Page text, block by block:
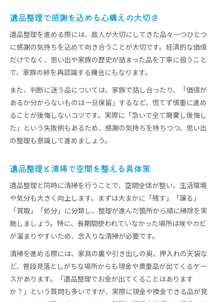
遺品整理で感謝を込める心構えの大切さ
遺品整理を進める際には、故人が大切にしてきた品々一つひとつ
に感謝の気持ちを込めて向き合うことが大切です。経済的な価値
だけでなく、思い出や家族の歴史が詰まった品を丁寧に扱うこと
で、家族の絆を再認識する機会にもなります。
また、判断に迷う品については、家族で話し合ったり、「価値が
あるか分からないものは一旦保留」するなど、慌てず慎重に進め
ることが後悔しないコツです。実際に「急いで全て廃棄し後悔し
た」という失敗例もあるため、感謝の気持ちを持ちつつ、思い出
の整理も意識して進めましょう。
遺品整理と清掃で空間を整える具体策
遺品整理と同時に清掃を行うことで、空間全体が整い、生活環境
や気分も大きく向上します。まずは大まかに「残す」「譲る」
「買取」「処分」に分類し、整理が進んだ箇所から順に掃除を実
施しましょう。特に、長期間使われていなかった場所は埃やカビ
が溜まりやすいため、念入りな清掃が必要です。
清掃を進める際には、家具の裏や引き出しの奥、押入れの天袋な
ど、普段見落としがちな場所からも現金や貴重品が出てくるケー
スがあります。「遺品整理でお金が出てくることはあります
か？」という質問も多いですが、実際に現金や換金できる品が見